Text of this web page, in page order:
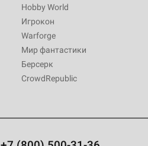
Hobby World
Игрокон
Warforge
Мир фантастики
Берсерк
CrowdRepublic